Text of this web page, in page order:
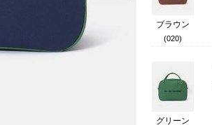
ブラウン
(020)
グリーン